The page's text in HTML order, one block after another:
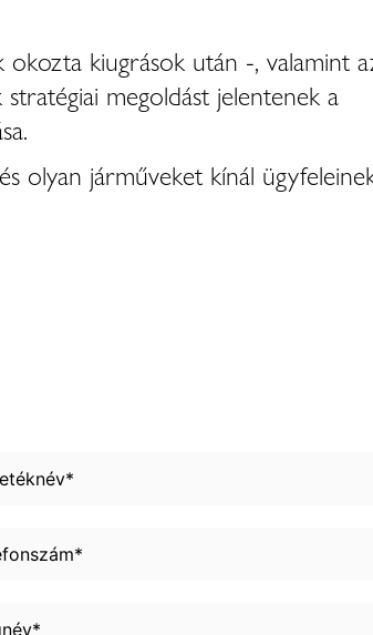
kiugrások után -, valamint
megoldást jelentenek a
olyan járműveket kínál